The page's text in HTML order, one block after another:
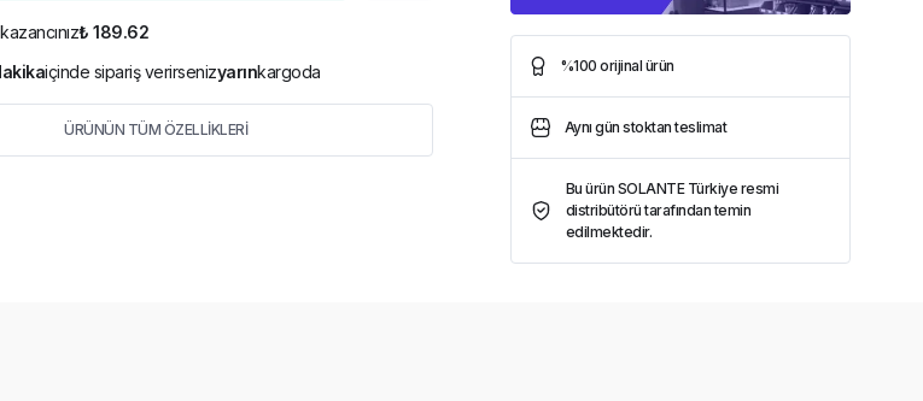
₺ 189.62
içinde sipariş verirsenizyarınkargoda
ÜRÜNÜN TÜM ÖZELLİKLERİ
%100 orijinal ürün
Aynı gün stoktan teslimat
Bu ürün SOLANTE Türkiye resmi
distribütörü tarafından temin
edilmektedir.